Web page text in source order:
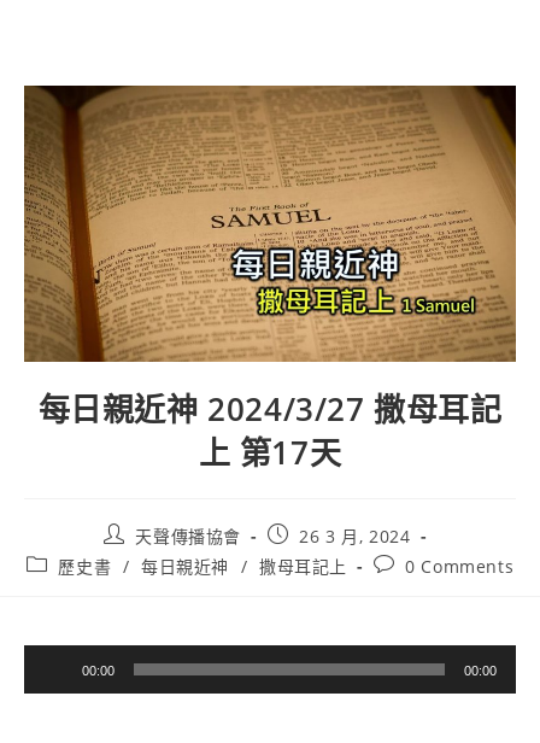
每日親近神 2024/3/27 撒母耳記
上 第17天
天聲傳播協會
26 3 月, 2024
歷史書 / 每日親近神 / 撒母耳記上 0 Comments
訊
00:00 00:00